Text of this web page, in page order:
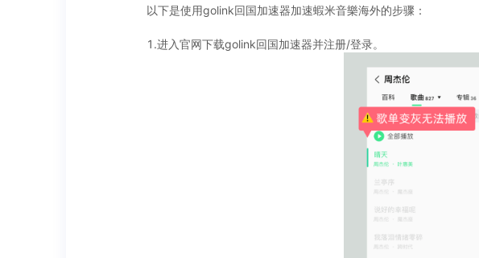
以下是使用golink回国加速器加速蝦米音樂海外的步骤：
1.进入官网下载golink回国加速器并注册/登录。